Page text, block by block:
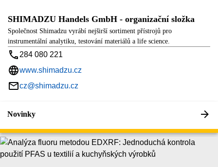
SHIMADZU Handels GmbH - organizační složka
Společnost Shimadzu vyrábí nejširší sortiment přístrojů pro
instrumentální analytiku, testování materiálů a life science.
284 080 221
www.shimadzu.cz
cz@shimadzu.cz
Novinky